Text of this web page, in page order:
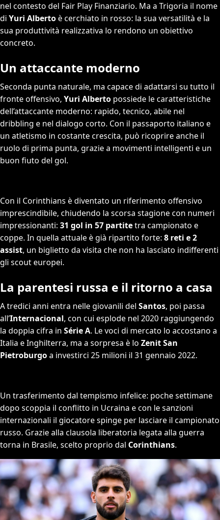
nel contesto del Fair Play Finanziario. Ma a Trigoria il nome
di Yuri Albertoè cerchiato in rosso: la sua versatilità e la
sua produttività realizzativa lo rendono un obiettivo
concreto.
Un attaccante moderno
Seconda punta naturale, ma capace di adattarsi su tutto il
fronte offensivo, Yuri Alberto possiede le caratteristiche
dell’attaccante moderno: rapido, tecnico, abile nel
dribbling e nel dialogo corto. Con il passaporto italiano e
un atletismo in costante crescita, può ricoprire anche il
ruolo di prima punta, grazie a movimenti intelligenti e un
buon fiuto del gol.
Con il Corinthians è diventato un riferimento offensivo
imprescindibile, chiudendo la scorsa stagione con numeri
impressionanti: 31 gol in 57 partitetra campionato e
coppe. In quella attuale è già ripartito forte: 8 reti e 2
assist, un biglietto da visita che non ha lasciato indifferenti
gli scout europei.
La parentesi russa e il ritorno a casa
A tredici anni entra nelle giovanili del Santos, poi passa
all’Internacional, con cui esplode nel 2020 raggiungendo
la doppia cifra in Série A. Le voci di mercato lo accostano a
Italia e Inghilterra, ma a sorpresa è lo Zenit San
Pietroburgoa investirci 25 milioni il 31 gennaio 2022.
Un trasferimento dal tempismo infelice: poche settimane
dopo scoppia il conflitto in Ucraina e con le sanzioni
internazionali il giocatore spinge per lasciare il campionato
russo. Grazie alla clausola liberatoria legata alla guerra
torna in Brasile, scelto proprio dal Corinthians.